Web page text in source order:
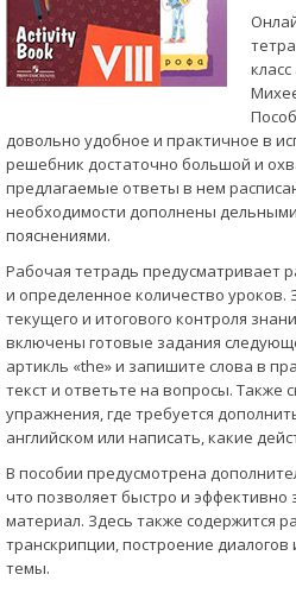
довольно удобное и практичное в
решебник достаточно большой и
предлагаемые ответы в нем
необходимости дополнены
пояснениями.
Рабочая тетрадь предусматривает
и определенное количество уроков.
текущего и итогового контроля
включены готовые задания
артикль «the» и запишите слова в
текст и ответьте на вопросы. Также
упражнения, где требуется
английском или написать, какие
В пособии предусмотрена
что позволяет быстро и эффективно
материал. Здесь также содержится
транскрипции, построение
темы.